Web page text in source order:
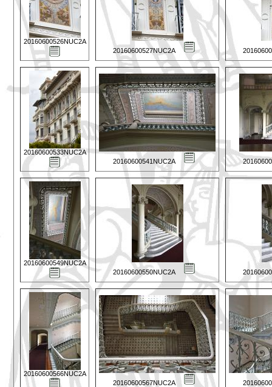
20160600526NUC2A
20160600527NUC2A
20160600533NUC2A
20160600541NUC2A
20160600549NUC2A
20160600550NUC2A
20160600566NUC2A
20160600567NUC2A